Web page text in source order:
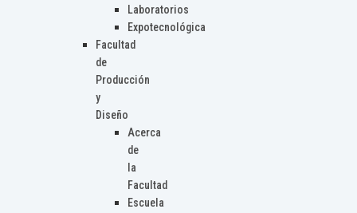
Laboratorios
Expotecnológica
Facultad
de
Producción
y
Diseño
Acerca
de
la
Facultad
Escuela